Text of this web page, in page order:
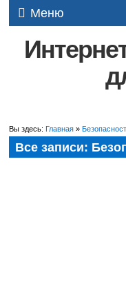
Меню
Вы здесь: Главная »
Все записи: